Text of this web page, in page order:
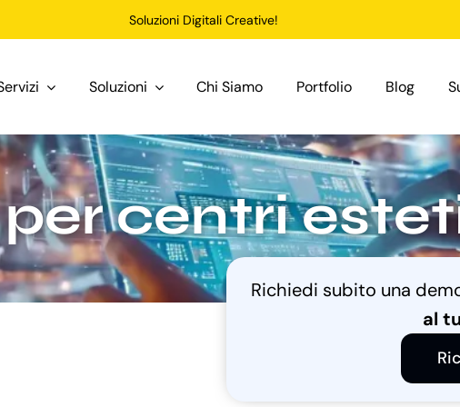
Soluzioni Digitali Creative!
Soluzioni Chi Siamo Portfolio Blog
centri
Richiedi subito una
al